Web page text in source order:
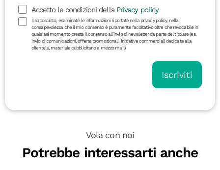
Accetto le condizioni della Privacy policy
Il sottoscritto, esaminate le informazioni riportate nella privacy policy, nella
consapevolezza che il mio consenso è puramente facoltativo oltre che revocabile in
qualsiasi momento presta il consenso all’invio di newsletter da parte del titolare (es.
invio di comunicazioni, offerte promozionali, iniziative commerciali dedicate alla
clientela, materiale pubblicitario a mezzo mail)
Iscriviti
Vola con noi
Potrebbe interessarti anche